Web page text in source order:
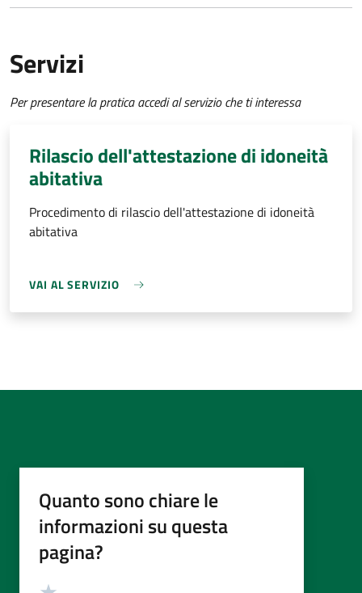
Servizi
Per presentare la pratica accedi al servizio che ti interessa
Rilascio dell'attestazione di idoneità
abitativa
Procedimento di rilascio dell'attestazione di idoneità
abitativa
VAI AL SERVIZIO
Quanto sono chiare le
informazioni su questa
pagina?
Valutazione